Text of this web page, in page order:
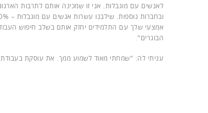
לאנשים עם מוגבלות. אני זו שמכינה אותם לתרבות
אמצעי שלך עם התלמידים יחזק אותם בשלב חיפוש העבודה
הבוגרים".
עניתי לה: "שמחתי מאוד לשמוע ממך. את עוסקת בעבודת